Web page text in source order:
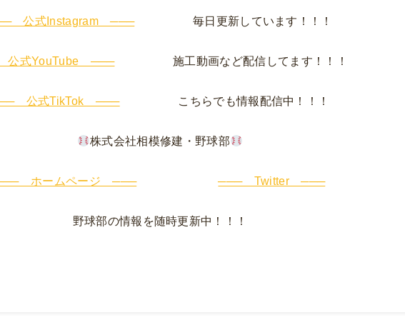
公式Instagram ───毎日更新しています！！！
式YouTube ───施工動画など配信してます！！！
公式TikTok ───こちらでも情報配信中！！！
株式会社相模修建・野球部
ホームページ ─── ─── Twitter ───
野球部の情報を随時更新中！！！